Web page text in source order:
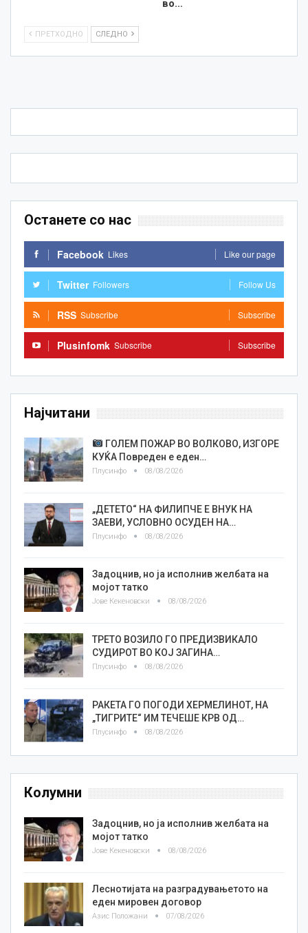
во…
ПРЕТХОДНО СЛЕДНО
Останете со нас
Facebook Likes Like our page
Twitter Followers Follow Us
RSS Subscribe Subscribe
Plusinfomk Subscribe Subscribe
Најчитани
ГОЛЕМ ПОЖАР ВО ВОЛКОВО, ИЗГОРЕ
КУЌА Повреден е еден…
Плусинфо 08/08/2026
„ДЕТЕТО“ НА ФИЛИПЧЕ Е ВНУК НА
ЗАЕВИ, УСЛОВНО ОСУДЕН НА…
Плусинфо 08/08/2026
Задоцнив, но ја исполнив желбата на
мојот татко
Јове Кекеновски 08/08/2026
ТРЕТО ВОЗИЛО ГО ПРЕДИЗВИКАЛО
СУДИРОТ ВО КОЈ ЗАГИНА…
Плусинфо 08/08/2026
РАКЕТА ГО ПОГОДИ ХЕРМЕЛИНОТ, НА
„ТИГРИТЕ“ ИМ ТЕЧЕШЕ КРВ ОД…
Плусинфо 08/08/2026
Колумни
Задоцнив, но ја исполнив желбата на
мојот татко
Јове Кекеновски 08/08/2026
Леснотијата на разградувањетото на
еден мировен договор
Азис Положани 07/08/2026